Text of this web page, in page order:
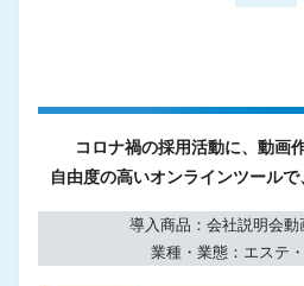
コロナ禍の採用活動に、動画
自由度の高いオンラインツールで
導入商品：会社説明会
業種・業態：エステ